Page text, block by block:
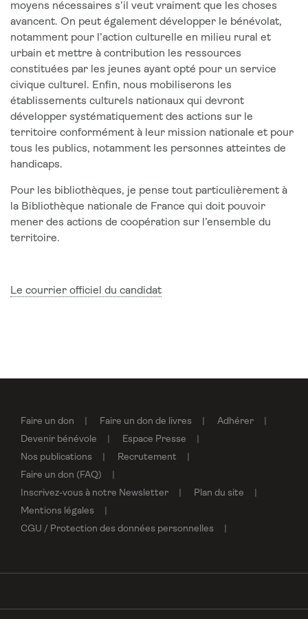
moyens nécessaires s’il veut vraiment que les choses
avancent. On peut également développer le bénévolat,
notamment pour l’action culturelle en milieu rural et
urbain et mettre à contribution les ressources
constituées par les jeunes ayant opté pour un service
civique culturel. Enfin, nous mobiliserons les
établissements culturels nationaux qui devront
développer systématiquement des actions sur le
territoire conformément à leur mission nationale et pour
tous les publics, notamment les personnes atteintes de
handicaps.
Pour les bibliothèques, je pense tout particulièrement à
la Bibliothèque nationale de France qui doit pouvoir
mener des actions de coopération sur l’ensemble du
territoire.
Le courrier officiel du candidat
Faire un don Faire un don de livres
Adhérer
Devenir bénévole
Espace Presse
Nos publications
Recrutement
Faire un don (FAQ)
Inscrivez-vous à notre Newsletter
Plan du site
Mentions légales
CGU / Protection des données personnelles